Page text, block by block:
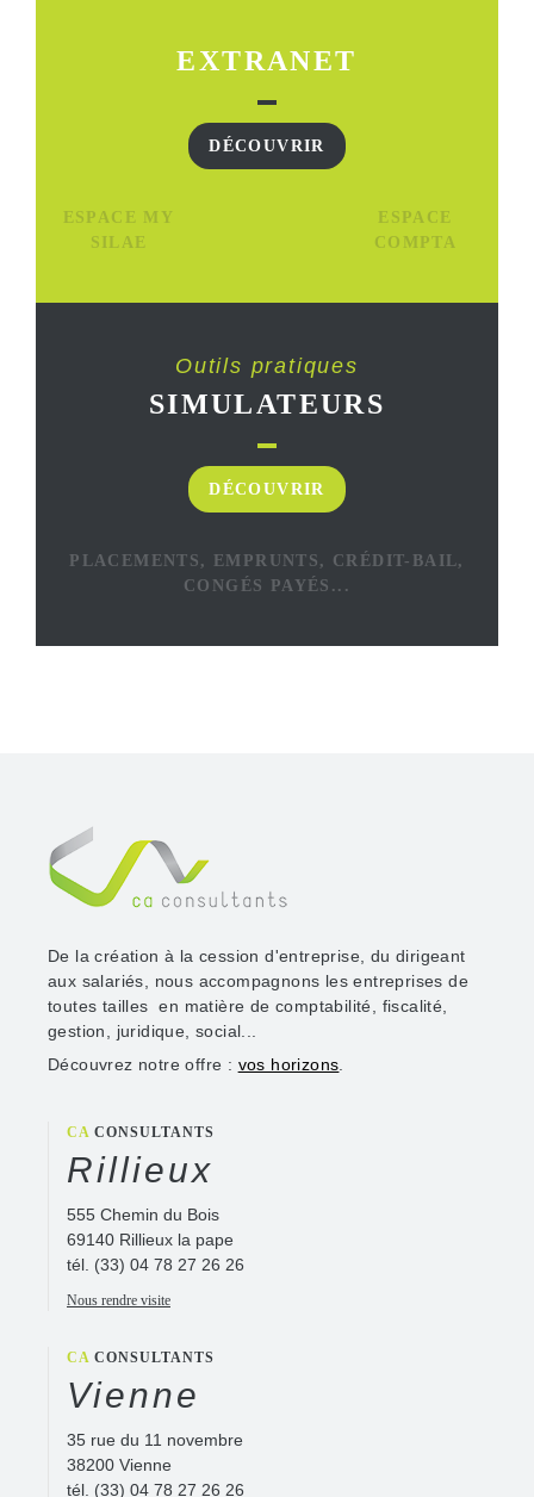
EXTRANET
DÉCOUVRIR
ESPACE MY
SILAE
ESPACE
COMPTA
Outils pratiques
SIMULATEURS
DÉCOUVRIR
PLACEMENTS, EMPRUNTS, CRÉDIT-BAIL,
CONGÉS PAYÉS...
De la création à la cession d'entreprise, du dirigeant
aux salariés, nous accompagnons les entreprises de
toutes tailles en matière de comptabilité, fiscalité,
gestion, juridique, social...
Découvrez notre offre : vos horizons.
CACONSULTANTS
Rillieux
555 Chemin du Bois
69140 Rillieux la pape
tél. (33) 04 78 27 26 26
Nous rendre visite
CACONSULTANTS
Vienne
35 rue du 11 novembre
38200 Vienne
tél. (33) 04 78 27 26 26